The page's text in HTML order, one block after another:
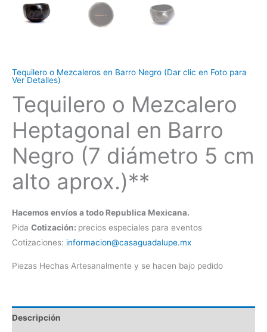
Tequilero o Mezcaleros en Barro Negro (Dar clic en Foto para
Ver Detalles)
Tequilero o Mezcalero
Heptagonal en Barro
Negro (7 diámetro 5 cm
alto aprox.)**
Hacemos envíos a todo Republica Mexicana.
Pida Cotización: precios especiales para eventos
Cotizaciones: informacion@casaguadalupe.mx
Piezas Hechas Artesanalmente y se hacen bajo pedido
Descripción